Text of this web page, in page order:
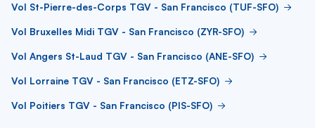
Vol St-Pierre-des-Corps TGV - San Francisco (TUF-SFO)
Vol Bruxelles Midi TGV - San Francisco (ZYR-SFO)
Vol Angers St-Laud TGV - San Francisco (ANE-SFO)
Vol Lorraine TGV - San Francisco (ETZ-SFO)
Vol Poitiers TGV - San Francisco (PIS-SFO)